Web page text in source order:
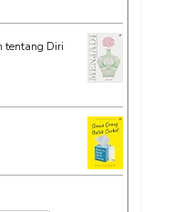
tentang Diri